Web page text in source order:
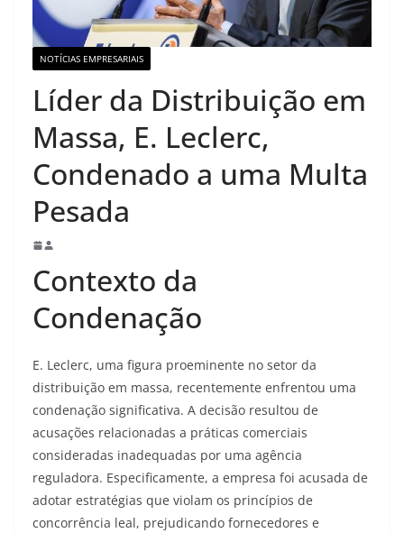
NOTÍCIAS EMPRESARIAIS
Líder da Distribuição em
Massa, E. Leclerc,
Condenado a uma Multa
Pesada
Contexto da
Condenação
E. Leclerc, uma figura proeminente no setor da
distribuição em massa, recentemente enfrentou uma
condenação significativa. A decisão resultou de
acusações relacionadas a práticas comerciais
consideradas inadequadas por uma agência
reguladora. Especificamente, a empresa foi acusada de
adotar estratégias que violam os princípios de
concorrência leal, prejudicando fornecedores e